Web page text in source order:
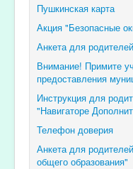
Пушкинская карта
Акция "Безопасные
Анкета для
Внимание! Примите
предоставления
Инструкция для
"Навигаторе
Телефон доверия
Анкета для
общего образования"